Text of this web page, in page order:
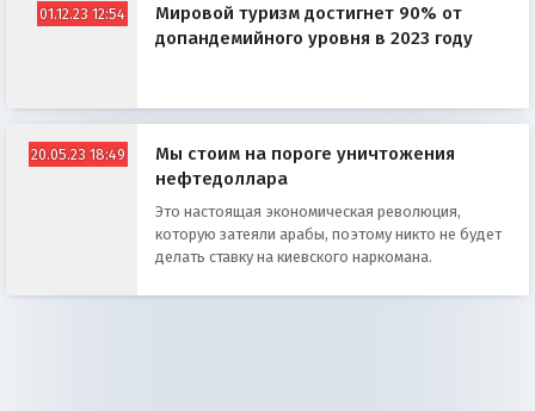
01.12.23 12:54
Мировой туризм достигнет 90% от
допандемийного уровня в 2023 году
20.05.23 18:49
Мы стоим на пороге уничтожения
нефтедоллара
Это настоящая экономическая революция,
которую затеяли арабы, поэтому никто не будет
делать ставку на киевского наркомана.